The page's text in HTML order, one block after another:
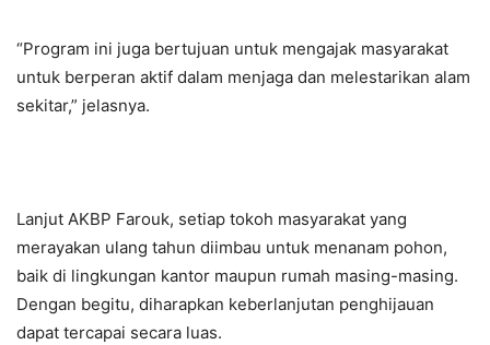
“Program ini juga bertujuan untuk mengajak masyarakat
untuk berperan aktif dalam menjaga dan melestarikan alam
sekitar,” jelasnya.
Lanjut AKBP Farouk, setiap tokoh masyarakat yang
merayakan ulang tahun diimbau untuk menanam pohon,
baik di lingkungan kantor maupun rumah masing-masing.
Dengan begitu, diharapkan keberlanjutan penghijauan
dapat tercapai secara luas.